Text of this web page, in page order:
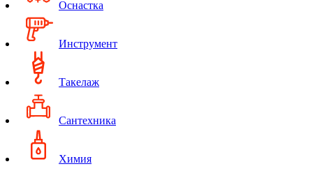
Оснастка
Инструмент
Такелаж
Сантехника
Химия